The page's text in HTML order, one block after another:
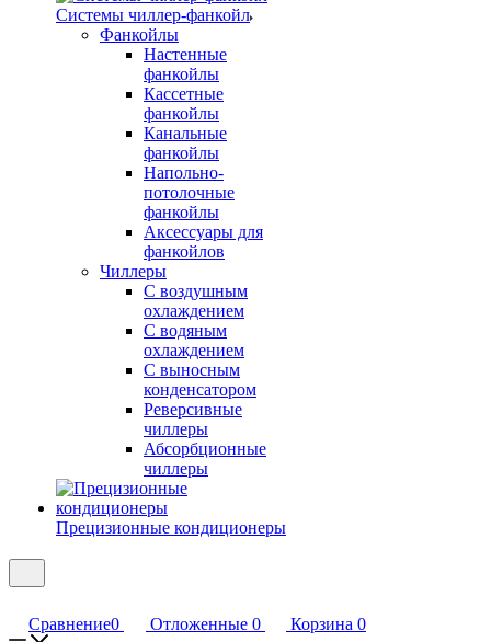
Системы чиллер-фанкойл
Фанкойлы
Настенные
фанкойлы
Кассетные
фанкойлы
Канальные
фанкойлы
Напольно-
потолочные
фанкойлы
Аксессуары для
фанкойлов
Чиллеры
С воздушным
охлаждением
С водяным
охлаждением
С выносным
конденсатором
Реверсивные
чиллеры
Абсорбционные
чиллеры
Прецизионные кондиционеры
Сравнение0 Отложенные 0 Корзина 0